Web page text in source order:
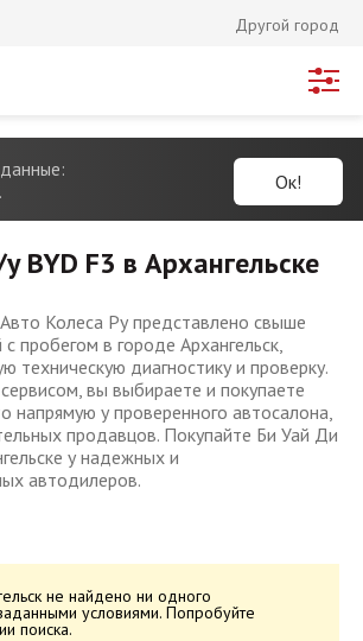
Другой город
Ок!
BYD F3 в Архангельске
Колеса Ру представлено свыше
пробегом в городе Архангельск,
техническую диагностику и проверку.
вы выбираете и покупаете
напрямую у проверенного автосалона,
продавцов. Покупайте Би Уай Ди
у надежных и
автодилеров.
не найдено ни одного
условиями. Попробуйте
поиска.